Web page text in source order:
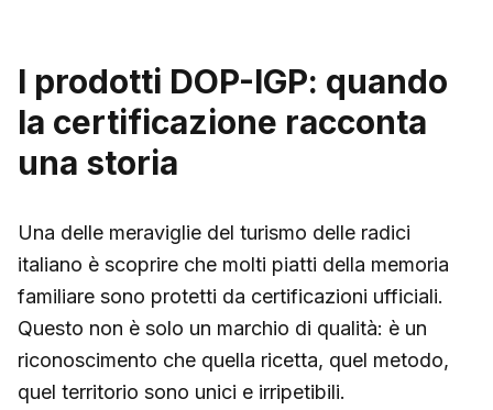
I prodotti DOP-IGP: quando
la certificazione racconta
una storia
Una delle meraviglie del turismo delle radici
italiano è scoprire che molti piatti della memoria
familiare sono protetti da certificazioni ufficiali.
Questo non è solo un marchio di qualità: è un
riconoscimento che quella ricetta, quel metodo,
quel territorio sono unici e irripetibili.